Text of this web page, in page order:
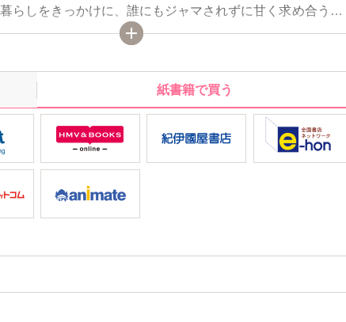
らしをきっかけに、誰にもジャマされずに甘く求め合う。
験に失敗。三男・三矢からの切ない思いにも流されそうで
蜜月生活にもピリオド…!? 三兄弟・禁断のラヴトライアング
紙書籍で買う